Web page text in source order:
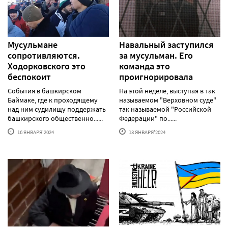
Мусульмане
сопротивляются.
Ходорковского это
беспокоит
События в башкирском
Баймаке, где к проходящему
над ним судилищу поддержать
башкирского общественно......
16 ЯНВАРЯ'2024
Навальный заступился
за мусульман. Его
команда это
проигнорировала
На этой неделе, выступая в так
называемом "Верховном суде"
так называемой "Российской
Федерации" по......
13 ЯНВАРЯ'2024